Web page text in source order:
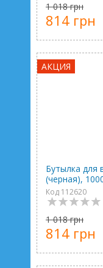
1 018 грн
814 грн
АКЦИЯ
Бутылка для
(черная),
Код 112620
1 018 грн
814 грн